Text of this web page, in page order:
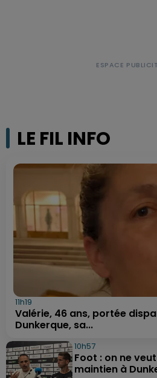
LE FIL INFO
11h19
Valérie, 46 ans, portée
Dunkerque, sa...
10h57
Foot : on ne
maintien à